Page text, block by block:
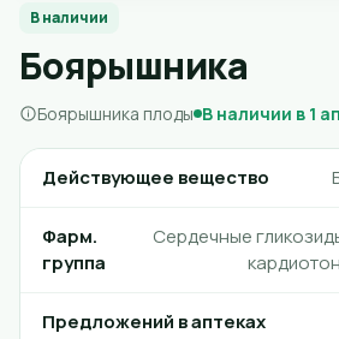
В наличии
Боярышника
Боярышника плоды В наличии в 1
Действующее вещество
Фарм.
группа
Сердечные
Предложений в аптеках